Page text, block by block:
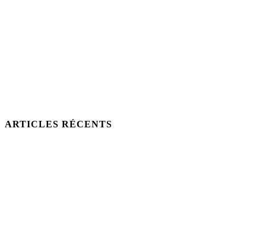
ARTICLES RÉCENTS